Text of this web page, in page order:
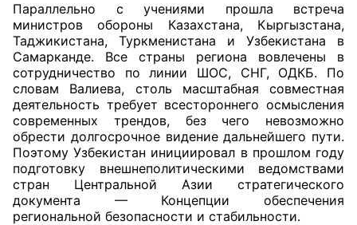
Параллельно с учениями прошла встреча
министров обороны Казахстана, Кыргызстана,
Таджикистана, Туркменистана и Узбекистана в
Самарканде. Все страны региона вовлечены в
сотрудничество по линии ШОС, СНГ, ОДКБ. По
словам Валиева, столь масштабная совместная
деятельность требует всестороннего осмысления
современных трендов, без чего невозможно
обрести долгосрочное видение дальнейшего пути.
Поэтому Узбекистан инициировал в прошлом году
подготовку внешнеполитическими ведомствами
стран Центральной Азии стратегического
документа — Концепции обеспечения
региональной безопасности и стабильности.